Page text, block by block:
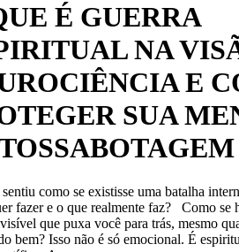
É GUERRA
NA
E
SUA
como se existisse uma batalha
fazer e o que realmente faz? Como se
que puxa você para trás, mesmo
bem? Isso não é só emocional. É